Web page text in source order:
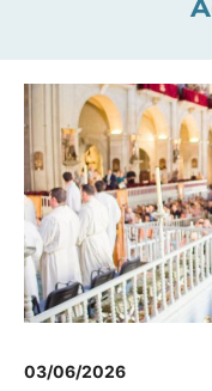
03/06/2026